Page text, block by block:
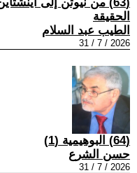
الحقيقة
الطيب عبد السلام
2026 / 7 / 31
(64) البوهيمية (1)
حسن الشرع
2026 / 7 / 31